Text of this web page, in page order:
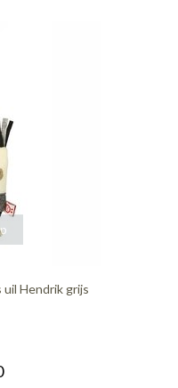
uil Hendrik grijs